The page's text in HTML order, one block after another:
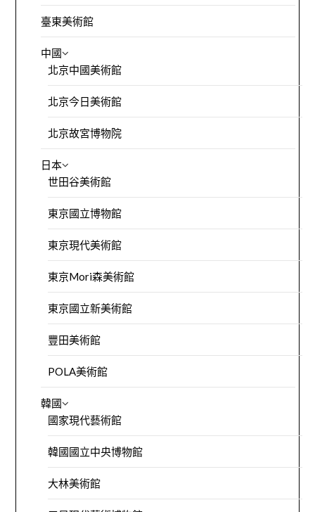
臺東美術館
中國
北京中國美術館
北京今日美術館
北京故宮博物院
日本
世田谷美術館
東京國立博物館
東京現代美術館
東京Mori森美術館
東京國立新美術館
豐田美術館
POLA美術館
韓國
國家現代藝術館
韓國國立中央博物館
大林美術館